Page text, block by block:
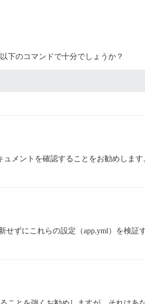
下のコマンドで十分でしょうか？
メントを確認することをお勧めします
せずにこれらの設定（app.yml）を検証